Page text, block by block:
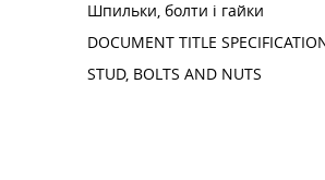
Шпильки, болти і гайки
DOCUMENT TITLE
STUD, BOLTS AND NUTS